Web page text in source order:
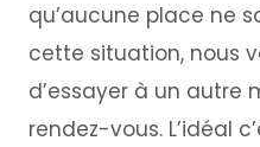
qu’aucune place ne
cette situation, nous
d’essayer à un autre
rendez-vous. L’idéal